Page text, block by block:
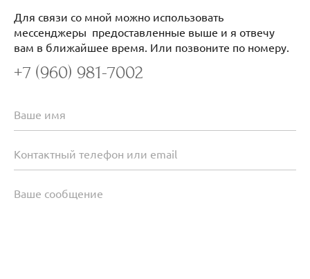
Для связи со мной можно использовать
мессенджеры предоставленные выше и я отвечу
вам в ближайшее время. Или позвоните по номеру.
+7 (960) 981-7002